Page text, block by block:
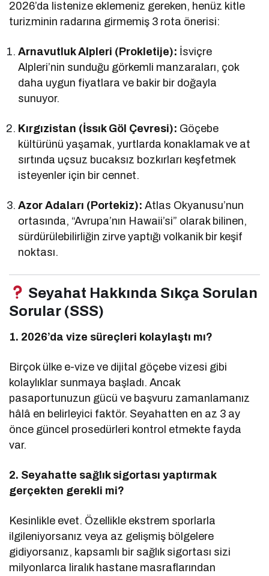
2026’da listenize eklemeniz gereken, henüz kitle
turizminin radarına girmemiş 3 rota önerisi:
Arnavutluk Alpleri (Prokletije): İsviçre
Alpleri’nin sunduğu görkemli manzaraları, çok
daha uygun fiyatlara ve bakir bir doğayla
sunuyor.
Kırgızistan (İssık Göl Çevresi): Göçebe
kültürünü yaşamak, yurtlarda konaklamak ve at
sırtında uçsuz bucaksız bozkırları keşfetmek
isteyenler için bir cennet.
Azor Adaları (Portekiz): Atlas Okyanusu’nun
ortasında, “Avrupa’nın Hawaii’si” olarak bilinen,
sürdürülebilirliğin zirve yaptığı volkanik bir keşif
noktası.
Seyahat Hakkında Sıkça Sorulan
Sorular (SSS)
1. 2026’da vize süreçleri kolaylaştı mı?
Birçok ülke e-vize ve dijital göçebe vizesi gibi
kolaylıklar sunmaya başladı. Ancak
pasaportunuzun gücü ve başvuru zamanlamanız
hâlâ en belirleyici faktör. Seyahatten en az 3 ay
önce güncel prosedürleri kontrol etmekte fayda
var.
2. Seyahatte sağlık sigortası yaptırmak
gerçekten gerekli mi?
Kesinlikle evet. Özellikle ekstrem sporlarla
ilgileniyorsanız veya az gelişmiş bölgelere
gidiyorsanız, kapsamlı bir sağlık sigortası sizi
milyonlarca liralık hastane masraflarından